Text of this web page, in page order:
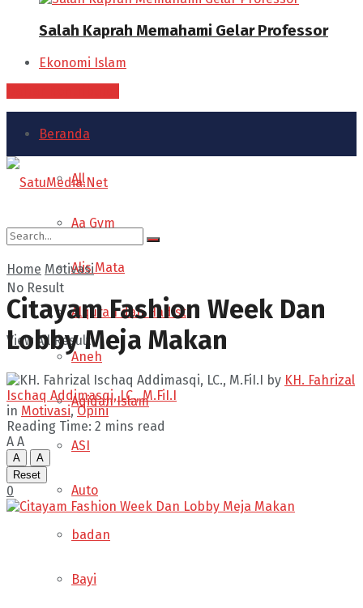
Salah Kaprah Memahami Gelar Professor
Ekonomi Islam
Beranda
All
Aa Gym
Alis Mata
Alquran dan Hadist
Aneh
Aqidah Islam
ASI
Auto
badan
Bayi
No Result
View All Result
Home Motivasi
Citayam Fashion Week Dan
Lobby Meja Makan
by KH. Fahrizal
Ischaq Addimasqi, LC., M.FiI.I
in Motivasi,Opini
Reading Time: 2 mins read
A A
A
A
Reset
0